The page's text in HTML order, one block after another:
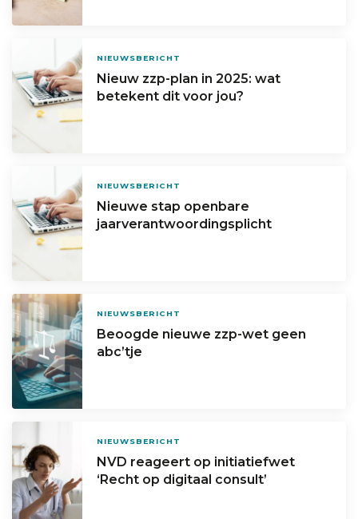
NIEUWSBERICHT
Nieuw zzp-plan in 2025: wat
betekent dit voor jou?
NIEUWSBERICHT
Nieuwe stap openbare
jaarverantwoordingsplicht
NIEUWSBERICHT
Beoogde nieuwe zzp-wet geen
abc’tje
NIEUWSBERICHT
NVD reageert op initiatiefwet
‘Recht op digitaal consult’